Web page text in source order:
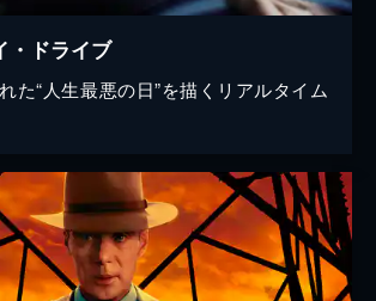
・ドライブ
た“人生最悪の日”を描くリアルタイム